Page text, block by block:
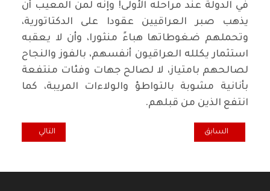
في الدولة عند مراحله الأولى! وإنه لمن المعيب أن
يذهب صبر العراقيين عقودا على الدكتاتورية،
وتحملهم ضغوطاتها هباءً منثورا، وأن لا يعقبه
استثمار يكلله العراقيون أنفسهم، بالفوز والنجاح
لصالحهم بامتياز، لا لصالح جهات وفئات منتفعة
بأنانية مشوبة بالتواطؤ والولاءات المريبة، كما
انتفع الذين من قبلهم.
المقال السابق: نقابيون في تاريخ العراق- 13- .. النقابي سميع جاني سهر الناشئ
السابق المقال التالي:
التالي